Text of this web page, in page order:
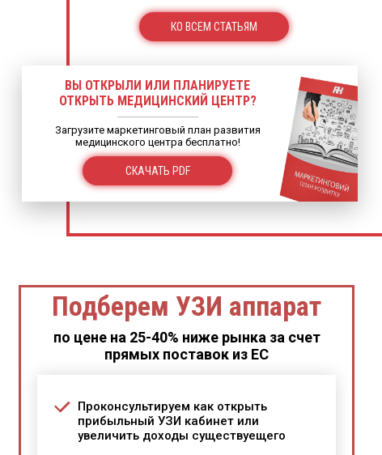
КО ВСЕМ СТАТЬЯМ
ВЫ ОТКРЫЛИ ИЛИ ПЛАНИРУЕТЕ
ОТКРЫТЬ МЕДИЦИНСКИЙ ЦЕНТР?
Загрузите маркетинговый план развития
медицинского центра бесплатно!
СКАЧАТЬ PDF
Подберем УЗИ аппарат
по цене на 25-40% ниже рынка за счет
прямых поставок из ЕС
Проконсультируем как открыть
прибыльный УЗИ кабинет или
увеличить доходы существуещего